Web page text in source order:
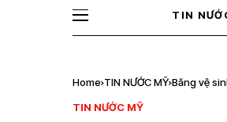
TIN
Home TIN NƯỚC MỸ Băng vệ
TIN NƯỚC MỸ